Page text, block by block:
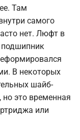
Там
самого
нет. Люфт в
подшипник
В некоторых
шайб-
это временная
или